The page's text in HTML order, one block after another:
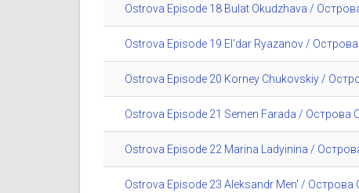
Ostrova Episode 18 Bulat Okudzhava /
Ostrova Episode 19 El'dar Ryazanov /
Ostrova Episode 20 Korney Chukovskiy /
Ostrova Episode 21 Semen Farada / Острова
Ostrova Episode 22 Marina Ladyinina /
Ostrova Episode 23 Aleksandr Men' / Острова